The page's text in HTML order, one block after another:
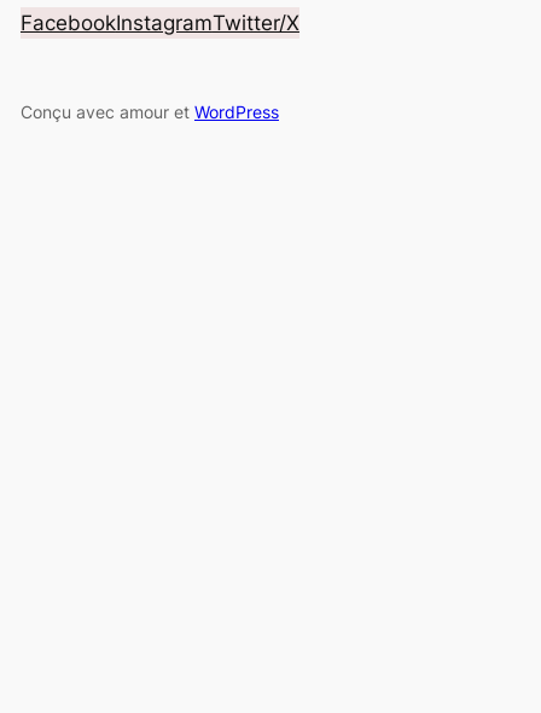
FacebookInstagramTwitter/X
Conçu avec amour et WordPress